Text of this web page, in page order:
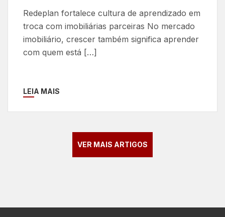
Redeplan fortalece cultura de aprendizado em
troca com imobiliárias parceiras No mercado
imobiliário, crescer também significa aprender
com quem está […]
LEIA MAIS
VER MAIS ARTIGOS